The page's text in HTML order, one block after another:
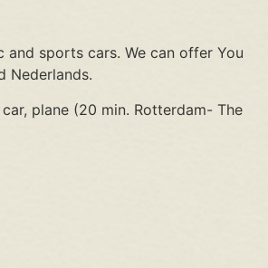
sports cars. We can offer You
Nederlands.
plane (20 min. Rotterdam- The